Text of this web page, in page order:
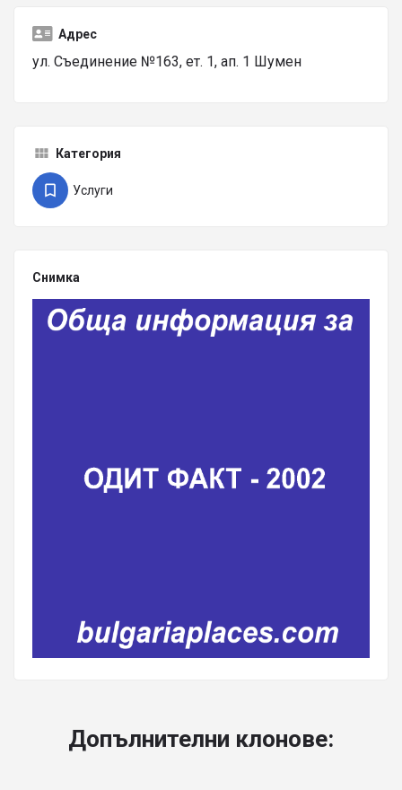
Адрес
ул. Съединение №163, ет. 1, ап. 1 Шумен
Категория
Услуги
Снимка
Допълнителни клонове: